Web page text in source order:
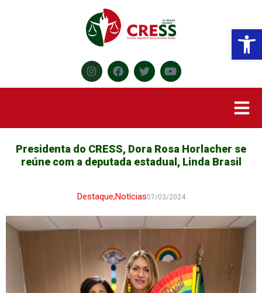
Presidenta do CRESS, Dora Rosa Horlacher se
reúne com a deputada estadual, Linda Brasil
Destaque,Notícias07/03/2024